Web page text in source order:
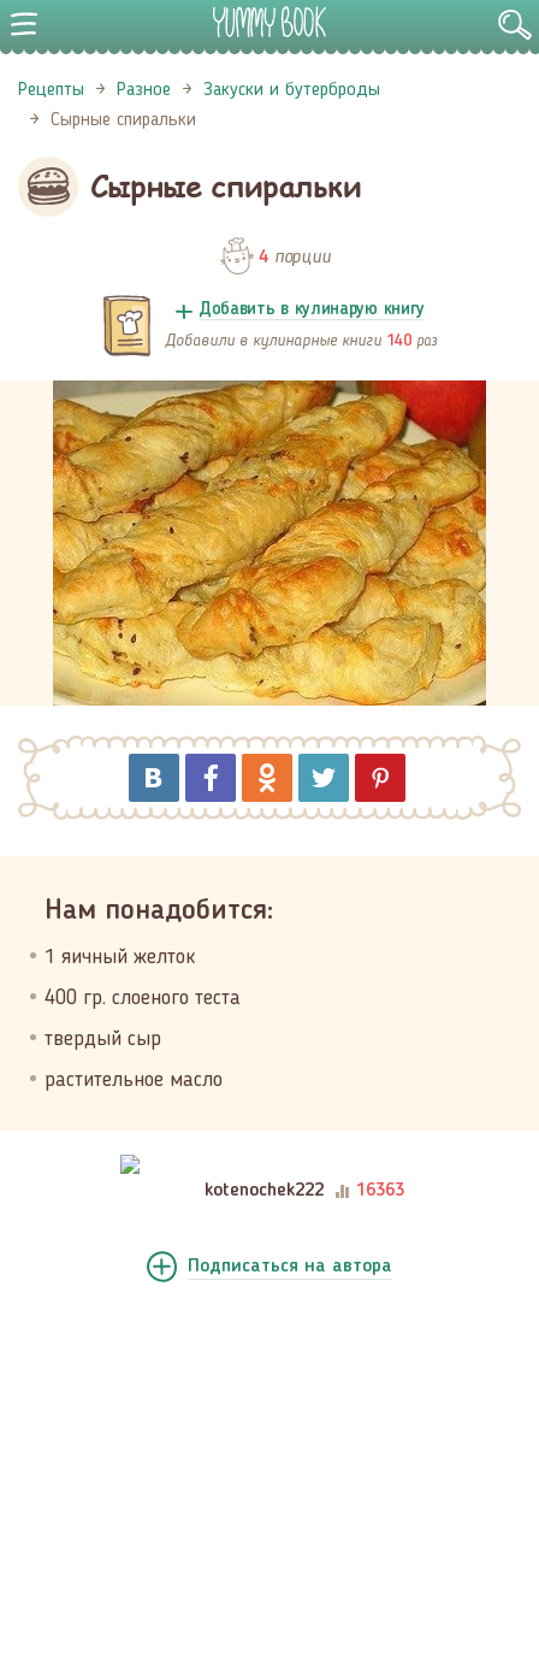
Рецепты Разное
Закуски и бутерброды
Сырные спиральки
Сырные спиральки
4порции
Добавить в кулинарую книгу
Добавили в кулинарные книги 140 раз
Нам понадобится:
1 яичный желток
400 гр. слоеного теста
твердый сыр
растительное масло
kotenochek222 16363
Подписаться на автора